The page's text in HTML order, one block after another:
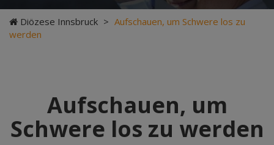
Diözese Innsbruck > Aufschauen, um Schwere los zu
werden
Aufschauen, um
Schwere los zu werden